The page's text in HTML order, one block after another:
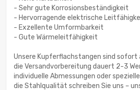
- Sehr gute Korrosionsbeständigkeit
- Hervorragende elektrische
- Exzellente Umformbarkeit
- Gute Wärmeleitfähigkeit
Unsere Kupferflachstangen sind sofort
die Versandvorbereitung dauert 2-3
individuelle Abmessungen oder
die Stahlqualität schreiben Sie uns –